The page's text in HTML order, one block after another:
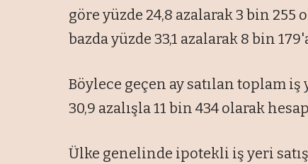
göre yüzde 24,8 azalarak 3 bin 255
bazda yüzde 33,1 azalarak 8 bin
Böylece geçen ay satılan toplam iş
30,9 azalışla 11 bin 434 olarak
Ülke genelinde ipotekli iş yeri